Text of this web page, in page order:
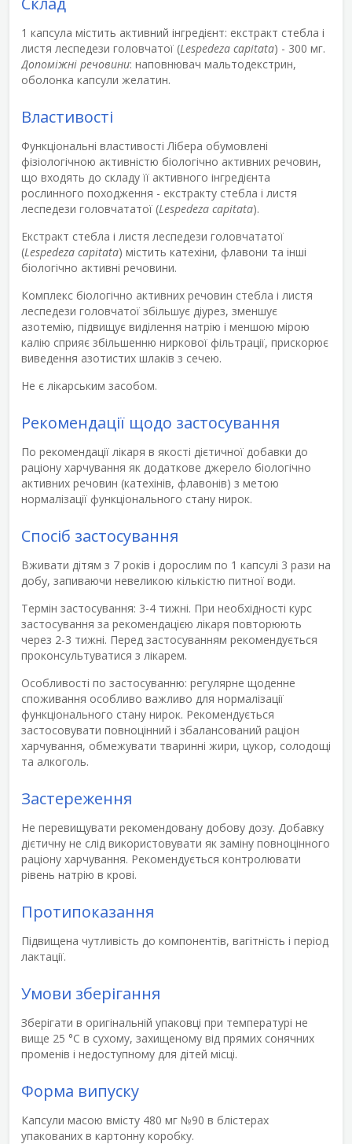
1 капсула містить активний інгредієнт: екстракт стебла і
листя леспедези головчатої ​(Lespedeza capitata) - 300 мг.
Допоміжні речовини: наповнювач мальтодекстрин,
оболонка капсули желатин.
Властивості
Функціональні властивості Лібера обумовлені
фізіологічною активністю біологічно активних речовин,
що входять до складу її активного інгредієнта
рослинного походження - екстракту стебла і листя
леспедези головчататої (Lespedeza capitata).
Екстракт стебла і листя леспедези головчататої
(Lespedeza capitata) містить катехіни, флавони та інші
біологічно активні речовини.
Комплекс біологічно активних речовин стебла і листя
леспедези головчатої ​​збільшує діурез, зменшує
азотемію, підвищує виділення натрію і меншою мірою
калію сприяє збільшенню ниркової фільтрації, прискорює
виведення азотистих шлаків з сечею.
Не є лікарським засобом.
Рекомендації щодо застосування
По рекомендації лікаря в якості дієтичної добавки до
раціону харчування як додаткове джерело біологічно
активних речовин (катехінів, флавонів) з метою
нормалізації функціонального стану нирок.
Спосіб застосування
Вживати дітям з 7 років і дорослим по 1 капсулі 3 рази на
добу, запиваючи невеликою кількістю питної води.
Термін застосування: 3-4 тижні. При необхідності курс
застосування за рекомендацією лікаря повторюють
через 2-3 тижні. Перед застосуванням рекомендується
проконсультуватися з лікарем.
Особливості по застосуванню: регулярне щоденне
споживання особливо важливо для нормалізації
функціонального стану нирок. Рекомендується
застосовувати повноцінний і збалансований раціон
харчування, обмежувати тваринні жири, цукор, солодощі
та алкоголь.
Застереження
Не перевищувати рекомендовану добову дозу. Добавку
дієтичну не слід використовувати як заміну повноцінного
раціону харчування. Рекомендується контролювати
рівень натрію в крові.
Протипоказання
Підвищена чутливість до компонентів, вагітність і період
лактації.
Умови зберігання
Зберігати в оригінальній упаковці при температурі не
вище 25 °С в сухому, захищеному від прямих сонячних
променів і недоступному для дітей місці.
Форма випуску
Капсули масою вмісту 480 мг №90 в блістерах
упакованих в картонну коробку.